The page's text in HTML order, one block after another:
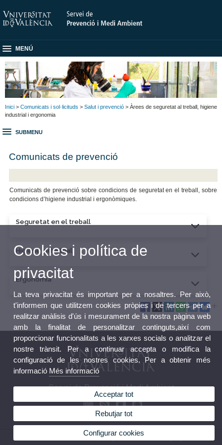
MENÚ
Inici > Comunicats i sol·licituds > Salut i prevenció > Àrees de seguretat al treball, higiene
industrial i ergonomia
SUBMENU
Comunicats de prevenció
Comunicats de prevenció sobre condicions de seguretat en el treball, sobre
condicions d’higiene industrial i ergonòmiques.
Seguretat en el treball
Higiene industrial
Ergonomia
Servei de Prevenció i Medi Ambient
© 2026 UV. - C. Amadeu de Savoia, 4 - 3 pis, 46010 València.Tel.: (+34) 963395017
Cookies i política de
privacitat
La teva privacitat és important per a nosaltres. Per això,
t'informem que utilitzem cookies pròpies i de tercers per a
realitzar anàlisis d'ús i mesurament de la nostra pàgina web
amb la finalitat de personalitzar continguts,així com
proporcionar funcionalitats a les xarxes socials o analitzar el
nostre trànsit. Per a continuar accepta o modifica la
configuració de les nostres cookies. Per a obtenir més
informació Més informació
Acceptar tot
Rebutjar tot
Configurar cookies